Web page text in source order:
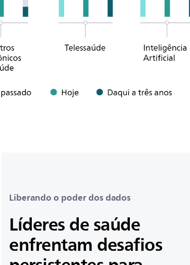
Liberando o poder dos dados
Líderes de saúde
enfrentam desafios